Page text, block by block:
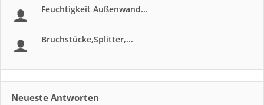
Feuchtigkeit Außenwand...
Bruchstücke,Splitter,...
Neueste Antworten